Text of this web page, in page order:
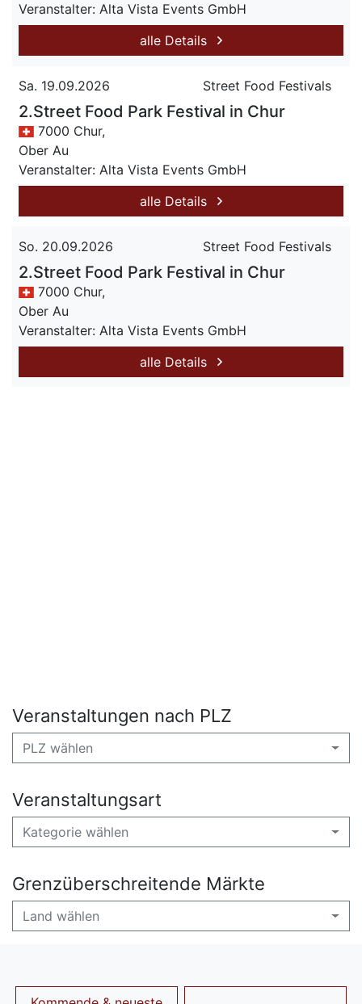
Veranstalter: Alta Vista Events GmbH
alle Details
Sa. 19.09.2026 Street Food Festivals
2.Street Food Park Festival in Chur
7000 Chur,
Ober Au
Veranstalter: Alta Vista Events GmbH
alle Details
So. 20.09.2026 Street Food Festivals
2.Street Food Park Festival in Chur
7000 Chur,
Ober Au
Veranstalter: Alta Vista Events GmbH
alle Details
Veranstaltungen nach PLZ
PLZ wählen
Veranstaltungsart
Kategorie wählen
Grenzüberschreitende Märkte
Land wählen